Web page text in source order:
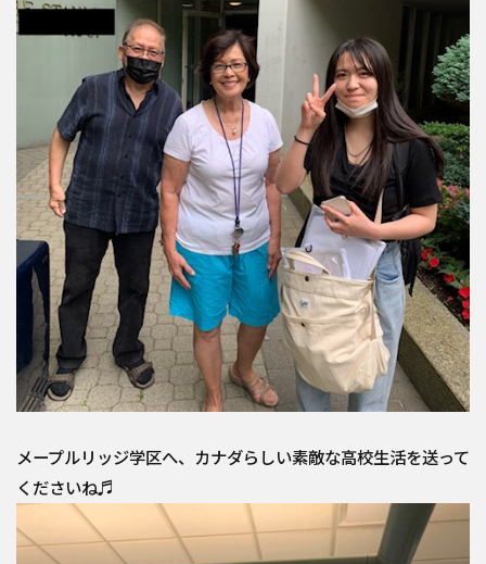
メープルリッジ学区へ、カナダらしい素敵な高校生活を送って
くださいね♬